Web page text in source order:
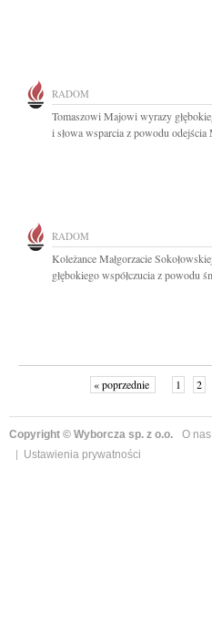
RADOM
Tomaszowi Majowi wyrazy
i słowa wsparcia z powodu odejścia
RADOM
Koleżance Małgorzacie
głębokiego współczucia z powodu
« poprzednie 1 2
Copyright © Wyborcza sp. z o.o. O nas
Ustawienia prywatności